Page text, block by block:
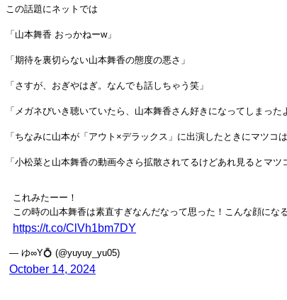
この話題にネットでは
「山本舞香 おっかねーw」
「期待を裏切らない山本舞香の態度の悪さ」
「さすが、おぎやはぎ。なんでも話しちゃう笑」
「メガネびいき聴いていたら、山本舞香さん好きになってしまっ
「ちなみに山本が「アウト×デラックス」に出演したときにマツ
「小松菜と山本舞香の動画今さら拡散されてるけどあれ見るとマ
これみたーー！
この時の山本舞香は素直すぎなんだなって思った！こんな顔に
https://t.co/ClVh1bm7DY
— ゆ∞Y💍 (@yuyuy_yu05)
October 14, 2024